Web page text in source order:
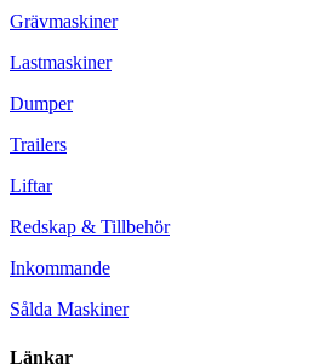
Grävmaskiner
Lastmaskiner
Dumper
Trailers
Liftar
Redskap & Tillbehör
Inkommande
Sålda Maskiner
Länkar